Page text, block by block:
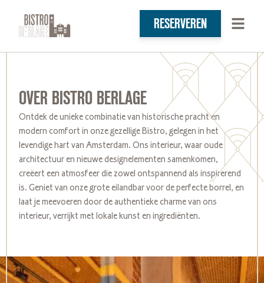
RESERVEREN
OVER BISTRO BERLAGE
Ontdek de unieke combinatie van historische pracht en
modern comfort in onze gezellige Bistro, gelegen in het
levendige hart van Amsterdam. Ons interieur, waar oude
architectuur en nieuwe designelementen samenkomen,
creëert een atmosfeer die zowel ontspannend als inspirerend
is. Geniet van onze grote eilandbar voor de perfecte borrel, en
laat je meevoeren door de authentieke charme van ons
interieur, verrijkt met lokale kunst en ingrediënten.